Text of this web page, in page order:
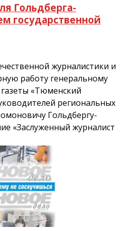
Гольдберга-
государственной
журналистики и
работу генеральному
«Тюменский
региональных
Гольдбергу-
«Заслуженный журналист